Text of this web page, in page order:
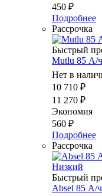
450 ₽
Подробнее
Рассрочка
Быстрый
Mutlu 85 А/
Нет в
10 710 ₽
11 270 ₽
Экономия
560 ₽
Подробнее
Рассрочка
Быстрый
Absel 85 А/